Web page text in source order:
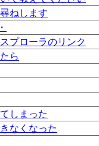
ねします
プローラのリンク
ら
しまった
なくなった